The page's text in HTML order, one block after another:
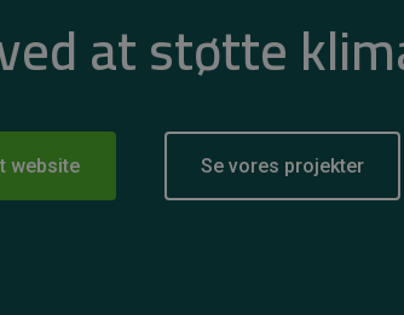
at støtte
website Se vores projekter